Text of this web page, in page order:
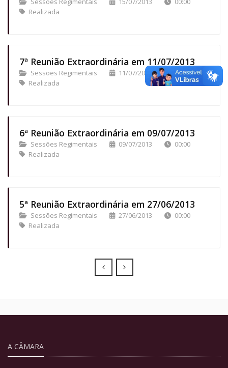
Realizada
7ª Reunião Extraordinária em 11/07/2013
Sessões Regimentais 11/07/2013
00:00
Realizada
6ª Reunião Extraordinária em 09/07/2013
Sessões Regimentais 09/07/2013
00:00
Realizada
5ª Reunião Extraordinária em 27/06/2013
Sessões Regimentais 27/06/2013
00:00
Realizada
Prev Next
A CÂMARA